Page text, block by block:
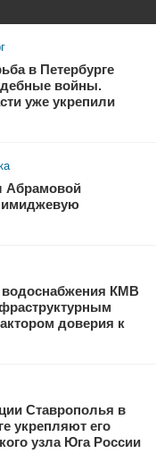
в Петербурге
войны.
уже укрепили
Абрамовой
имиджевую
водоснабжения КМВ
доверия к
Ставрополья в
укрепляют его
узла Юга России